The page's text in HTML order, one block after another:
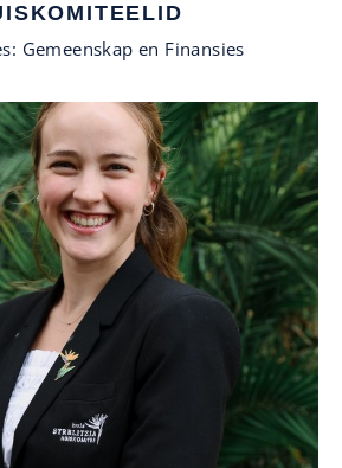
Gemeenskap en Finansies